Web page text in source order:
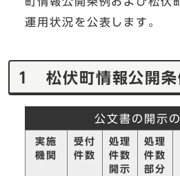
運用状況を公表します。
1 松伏町情報公開条
公文書の開示
実施
機関
受付
件数
処理
件数
開示
処理
件数
部分